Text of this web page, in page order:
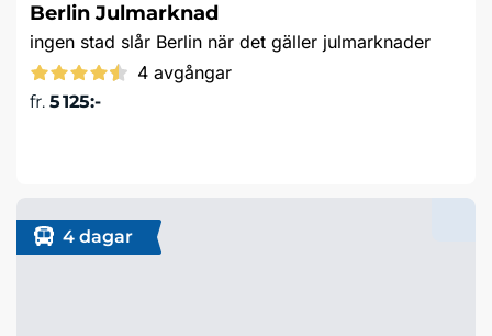
Berlin Julmarknad
ingen stad slår Berlin när det gäller julmarknader
4 avgångar
fr. 5 125:-
4 dagar